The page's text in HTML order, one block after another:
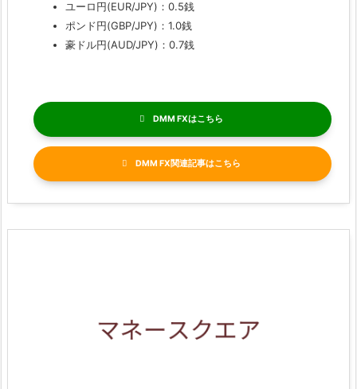
ユーロ円(EUR/JPY)：0.5銭
ポンド円(GBP/JPY)：1.0銭
豪ドル円(AUD/JPY)：0.7銭
DMM FX
DMM FX関連記事